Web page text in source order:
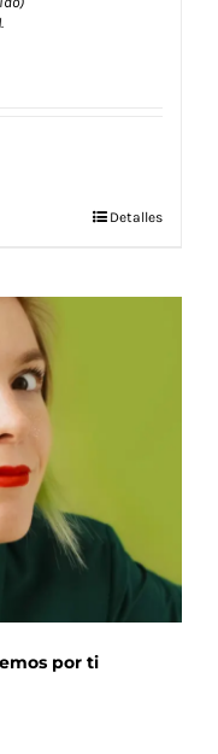
Detalles
por ti